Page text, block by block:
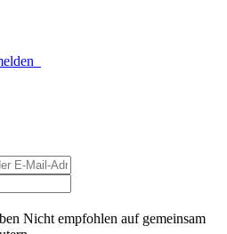
Nicht empfohlen auf gemeinsam